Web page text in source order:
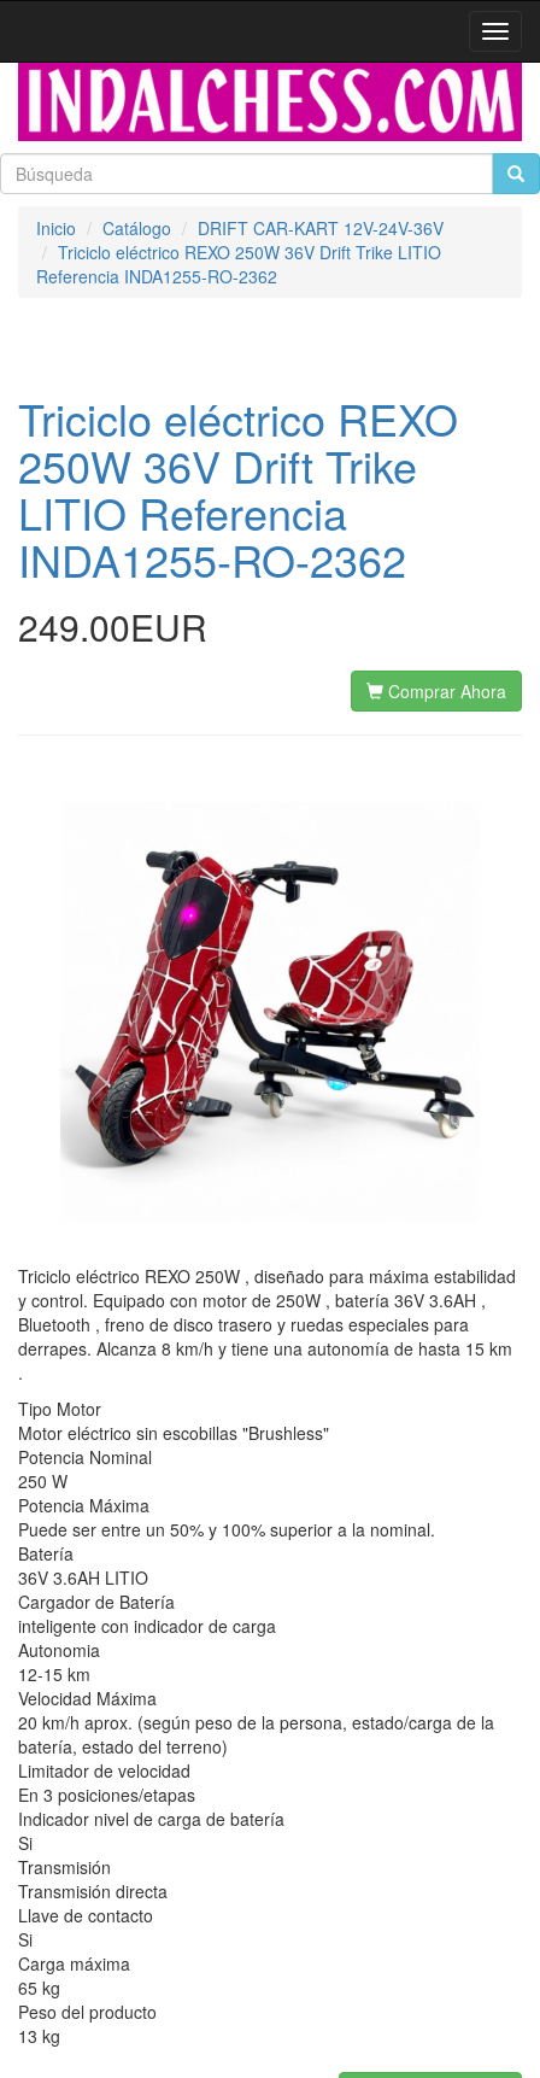
Inicio Catálogo
DRIFT CAR-KART 12V-24V-36V
Triciclo eléctrico REXO 250W 36V Drift Trike LITIO
Referencia INDA1255-RO-2362
Triciclo eléctrico REXO
250W 36V Drift Trike
LITIO Referencia
INDA1255-RO-2362
249.00EUR
Comprar Ahora
Triciclo eléctrico REXO 250W , diseñado para máxima estabilidad
y control. Equipado con motor de 250W , batería 36V 3.6AH ,
Bluetooth , freno de disco trasero y ruedas especiales para
derrapes. Alcanza 8 km/h y tiene una autonomía de hasta 15 km
.
Tipo Motor
Motor eléctrico sin escobillas "Brushless"
Potencia Nominal
250 W
Potencia Máxima
Puede ser entre un 50% y 100% superior a la nominal.
Batería
36V 3.6AH LITIO
Cargador de Batería
inteligente con indicador de carga
Autonomia
12-15 km
Velocidad Máxima
20 km/h aprox. (según peso de la persona, estado/carga de la
batería, estado del terreno)
Limitador de velocidad
En 3 posiciones/etapas
Indicador nivel de carga de batería
Si
Transmisión
Transmisión directa
Llave de contacto
Si
Carga máxima
65 kg
Peso del producto
13 kg